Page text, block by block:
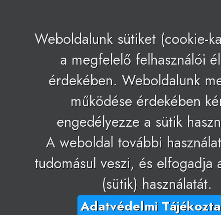
Weboldalunk sütiket (cookie-
a megfelelő felhasználói
érdekében. Weboldalunk
működése érdekében
engedélyezze a sütik
A weboldal további
tudomásul veszi, és elfogadja
(sütik) használatát.
Adatvédelmi